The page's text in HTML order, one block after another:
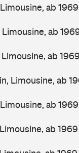
ab 1969
Limousine, ab
ab 1969
Limousine, ab
ab 1969
ab 1969